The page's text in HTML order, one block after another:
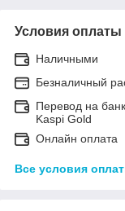
Условия оплаты
Наличными
Безналичный
Перевод на
Kaspi Gold
Онлайн оплата
Все условия